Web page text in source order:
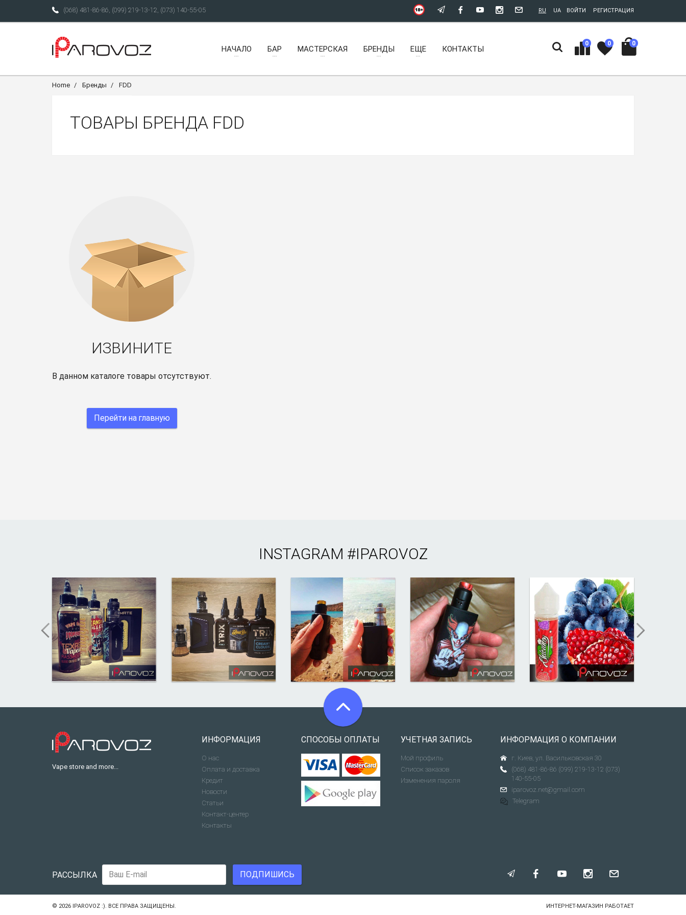
(068) 481-86-86, (099) 219-13-12, (073) 140-55-05 ВОЙТИ РЕГИСТРАЦИЯ
RU UA
0 0 0
НАЧАЛО БАР МАСТЕРСКАЯ БРЕНДЫ ЕЩЕ КОНТАКТЫ
Home Бренды FDD
ТОВАРЫ БРЕНДА FDD
ИЗВИНИТЕ
В данном каталоге товары отсутствуют.
Перейти на главную
INSTAGRAM #IPAROVOZ
Vape store and more...
ИНФОРМАЦИЯ
О нас
Оплата и доставка
Кредит
Новости
Статьи
Контакт-центер
Контакты
СПОСОБЫ ОПЛАТЫ УЧЕТНАЯ ЗАПИСЬ
Мой профиль
Список заказов
Изменения пароля
ИНФОРМАЦИЯ О КОМПАНИИ
г. Киев, ул. Васильковская 30
(068) 481-86-86 (099) 219-13-12 (073)
140-55-05
iparovoz.net@gmail.com
Telegram
РАССЫЛКА ПОДПИШИСЬ
© 2026 IPAROVOZ :). ВСЕ ПРАВА ЗАЩИЩЕНЫ. ИНТЕРНЕТ-МАГАЗИН РАБОТАЕТ